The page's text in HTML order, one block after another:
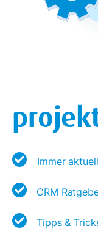
Immer aktuell
CRM
Tipps &